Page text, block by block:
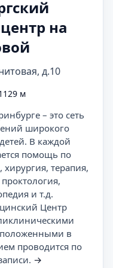
на
д.10
м
– это сеть
широкого
В каждой
помощь по
терапия,
и т.д.
Центр
в
проводится по
→